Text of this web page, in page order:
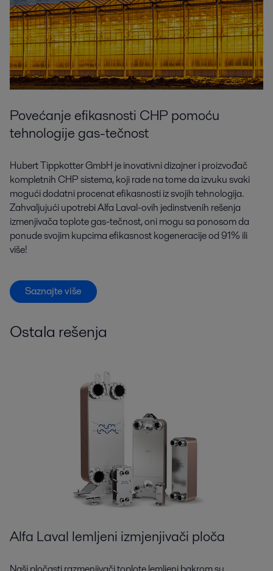
Povećanje efikasnosti CHP pomoću
tehnologije gas-tečnost
Hubert Tippkotter GmbH je inovativni dizajner i proizvođač
kompletnih CHP sistema, koji rade na tome da izvuku svaki
mogući dodatni procenat efikasnosti iz svojih tehnologija.
Zahvaljujući upotrebi Alfa Laval-ovih jedinstvenih rešenja
izmenjivača toplote gas-tečnost, oni mogu sa ponosom da
ponude svojim kupcima efikasnost kogeneracije od 91% ili
više!
Saznajte više
Ostala rešenja
Alfa Laval lemljeni izmjenjivači ploča